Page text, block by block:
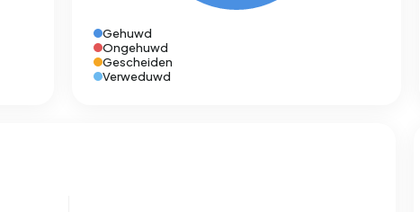
Gehuwd
Ongehuwd
Gescheiden
Verweduwd